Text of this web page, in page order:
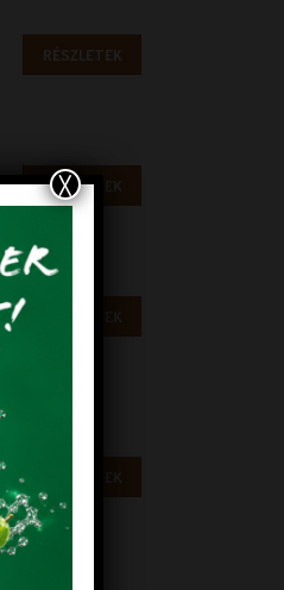
RÉSZLETEK
RÉSZLETEK
X